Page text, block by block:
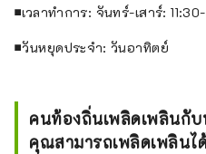
■เวลาทำการ: จันทร์-เสาร์:
■วันหยุดประจำ: วันอาทิตย์
คนท้องถิ่นเพลิดเพลินกั
คุณสามารถเพลิดเพลินไ